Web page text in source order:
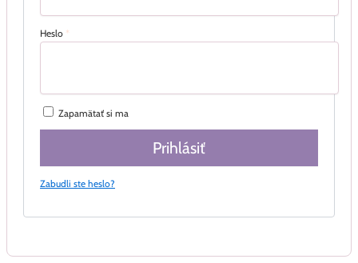
Heslo *
Zapamätať si ma
Prihlásiť
Zabudli ste heslo?